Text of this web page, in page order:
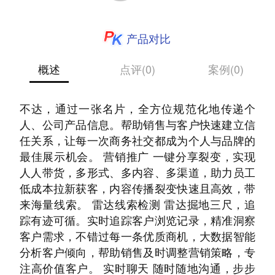
产品对比
概述
点评(0) 案例(0)
不达，通过一张名片，全方位规范化地传递个
人、公司产品信息。帮助销售与客户快速建立信
任关系，让每一次商务社交都成为个人与品牌的
最佳展示机会。 营销推广 一键分享裂变，实现
人人带货，多形式、多内容、多渠道，助力员工
低成本拉新获客，内容传播裂变快速且高效，带
来海量线索。 雷达线索检测 雷达掘地三尺，追
踪有迹可循。实时追踪客户浏览记录，精准洞察
客户需求，不错过每一条优质商机，大数据智能
分析客户倾向，帮助销售及时调整营销策略，专
注高价值客户。 实时聊天 随时随地沟通，步步